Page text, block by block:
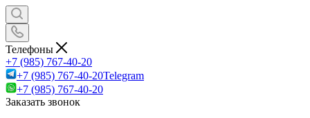
Телефоны
+7 (985) 767-40-20
+7 (985) 767-40-20Telegram
+7 (985) 767-40-20
Заказать звонок